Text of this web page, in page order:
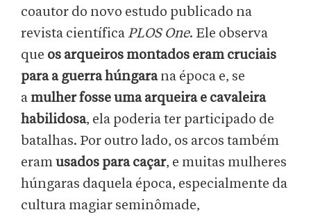
coautor do novo estudo publicado na
revista científicaPLOS One. Ele observa
que os arqueiros montados eram cruciais
para a guerra húngarana época e, se
a mulher fosse uma arqueira e cavaleira
habilidosa, ela poderia ter participado de
batalhas. Por outro lado, os arcos também
eramusados para caçar, e muitas mulheres
húngaras daquela época, especialmente da
cultura magiar seminômade,